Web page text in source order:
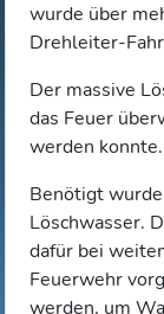
wurde über
Drehleiter-
Der massive
das Feuer
werden konnte.
Benötigt
Löschwasser.
dafür bei
Feuerwehr
werden, um